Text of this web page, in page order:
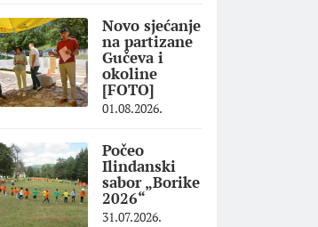
Novo sjećanje
na partizane
Gučeva i
okoline
[FOTO]
01.08.2026.
Počeo
Ilindanski
sabor „Borike
2026“
31.07.2026.